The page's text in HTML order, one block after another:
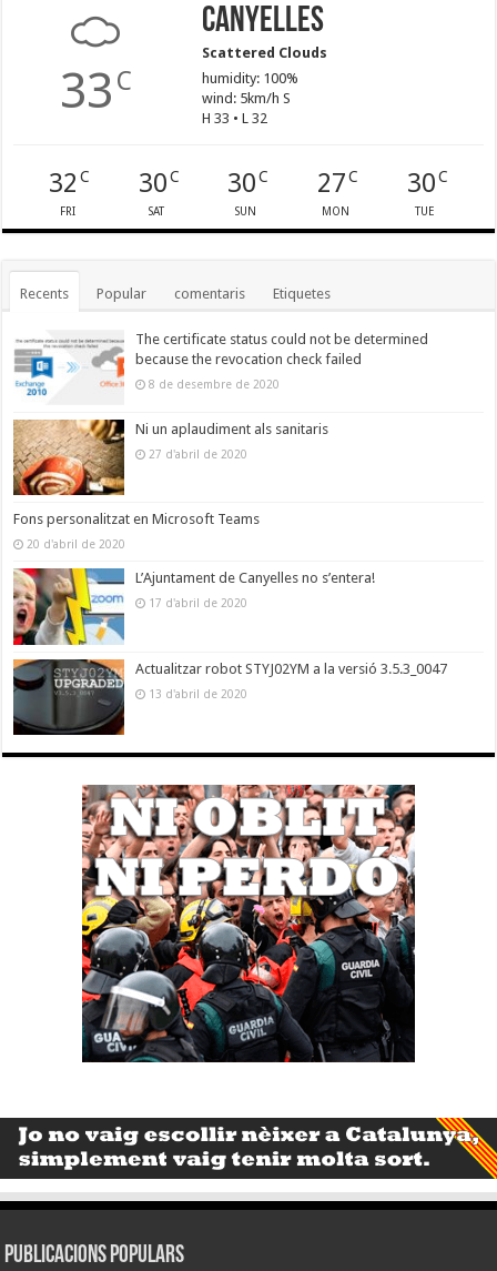
33 C
Canyelles
Scattered Clouds
humidity: 100%
wind: 5km/h S
H 33 • L 32
32 C
FRI
30C
SAT
30 C
SUN
27C
MON
30C
TUE
Recents Popular comentaris Etiquetes
The certificate status could not be determined
because the revocation check failed
8 de desembre de 2020
Ni un aplaudiment als sanitaris
27 d'abril de 2020
Fons personalitzat en Microsoft Teams
20 d'abril de 2020
L’Ajuntament de Canyelles no s’entera!
17 d'abril de 2020
Actualitzar robot STYJ02YM a la versió 3.5.3_0047
13 d'abril de 2020
Publicacions populars